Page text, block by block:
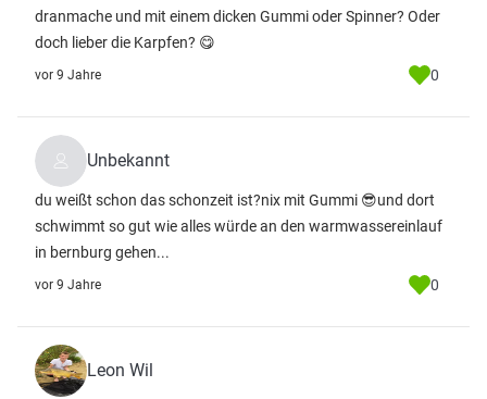
dranmache und mit einem dicken Gummi oder Spinner? Oder
doch lieber die Karpfen? 😋
vor 9 Jahre 0
Unbekannt
du weißt schon das schonzeit ist?nix mit Gummi 😎und dort
schwimmt so gut wie alles würde an den warmwassereinlauf
in bernburg gehen...
vor 9 Jahre 0
Leon Wil